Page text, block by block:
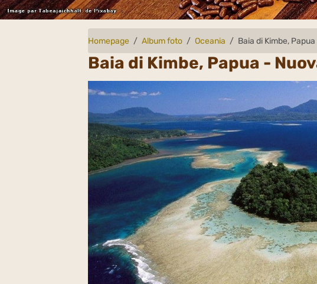
Homepage Album foto Oceania Baia di Kimbe,
Baia di Kimbe, Papua -